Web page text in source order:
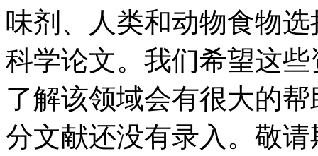
味剂、人类和动物食物
科学论文。我们希望这
了解该领域会有很大的
分文献还没有录入。敬请